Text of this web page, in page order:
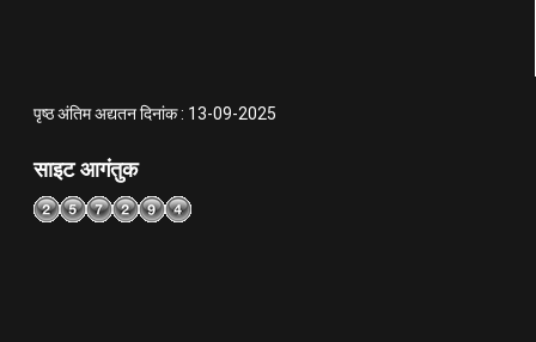
पृष्ठ अंतिम अद्यतन दिनांक : 13-09-2025
साइट आगंतुक